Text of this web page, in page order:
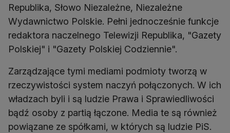
Republika, Słowo Niezależne, Niezależne
Wydawnictwo Polskie. Pełni jednocześnie funkcje
redaktora naczelnego Telewizji Republika, "Gazety
Polskiej" i "Gazety Polskiej Codziennie".
Zarządzające tymi mediami podmioty tworzą w
rzeczywistości system naczyń połączonych. W ich
władzach byli i są ludzie Prawa i Sprawiedliwości
bądź osoby z partią łączone. Media te są również
powiązane ze spółkami, w których są ludzie PiS.